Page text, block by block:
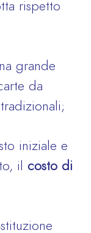
rispetto
grande
da
iniziale e
il costo di